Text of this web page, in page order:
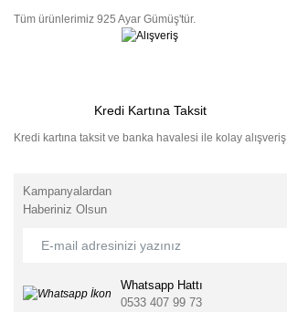
Tüm ürünlerimiz 925 Ayar Gümüş'tür.
Kredi Kartına Taksit
Kredi kartına taksit ve banka havalesi ile kolay alışveriş
Kampanyalardan
Haberiniz Olsun
Whatsapp Hattı
0533 407 99 73